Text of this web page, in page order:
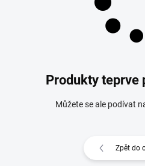
Produkty teprve
Můžete se ale podívat
Zpět do